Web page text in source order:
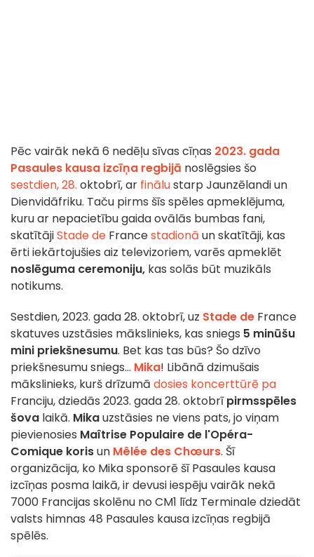
Pēc vairāk nekā 6 nedēļu sīvas cīņas 2023. gada
Pasaules kausa izcīņa regbijā noslēgsies šo
sestdien, 28. oktobrī, ar finālustarp Jaunzēlandi un
Dienvidāfriku. Taču pirms šīs spēles apmeklējuma,
kuru ar nepacietību gaida ovālās bumbas fani,
skatītājiStade de Francestadionā un skatītāji, kas
ērti iekārtojušies aiz televizoriem, varēs apmeklēt
noslēguma ceremoniju, kas solās būt muzikāls
notikums.
Sestdien, 2023. gada 28. oktobrī, uz Stade de France
skatuves uzstāsies mākslinieks, kas sniegs 5 minūšu
mini priekšnesumu. Bet kas tas būs? Šo dzīvo
priekšnesumu sniegs... Mika! Libānā dzimušais
mākslinieks, kurš drīzumā dosies koncerttūrē pa
Franciju, dziedās 2023. gada 28. oktobrīpirmsspēles
šova laikā. Mikauzstāsies ne viens pats, jo viņam
pievienosies Maîtrise Populaire de l'Opéra-
Comique korisun Mêlée des Chœurs. Šī
organizācija, ko Mika sponsorē šī Pasaules kausa
izcīņas posma laikā, ir devusi iespēju vairāk nekā
7000 Francijas skolēnu no CM1 līdz Terminale dziedāt
valsts himnas 48 Pasaules kausa izcīņas regbijā
spēlēs.